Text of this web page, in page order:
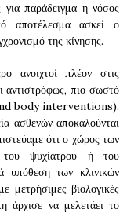
για παράδειγμα η νόσος
αποτέλεσμα ασκεί ο
της κίνησης.
ανοιχτοί πλέον στις
αντιστρόφως, πιο σωστό
body interventions).
ασθενών αποκαλούνται
ότι ο χώρος των
του ψυχίατρου ή του
υπόθεση των κλινικών
μετρήσιμες βιολογικές
άρχισε να μελετάει το